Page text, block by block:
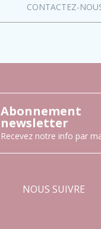
CONTACTEZ-
Abonnement
newsletter
Recevez notre info par
NOUS SUIVRE